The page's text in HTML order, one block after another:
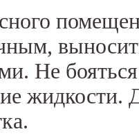
Не
жидкости.